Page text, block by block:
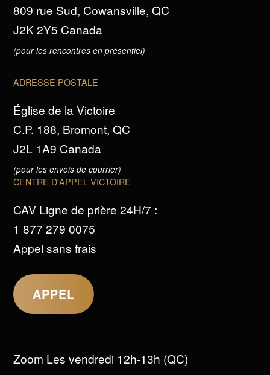
809 rue Sud, Cowansville, QC
J2K 2Y5 Canada
(pour les rencontres en présentiel)
ADRESSE POSTALE
Église de la Victoire
C.P. 188, Bromont, QC
J2L 1A9 Canada
(pour les envois de courrier)
CENTRE D'APPEL VICTOIRE
CAV Ligne de prière 24H/7 :
1 877 279 0075
Appel sans frais
APPEL
Zoom Les vendredi 12h-13h (QC)